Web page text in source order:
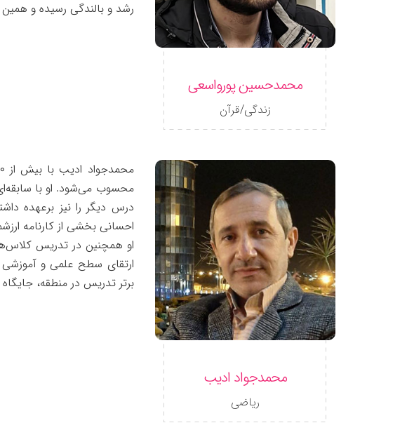
محمدحسین پورواسعی
زندگی/قرآن
رشد و بالندگی رسیده و همین
محمدجواد ادیب
ریاضی
محسوب می‌شود. او با
احسانی بخشی از کارنامه
او همچنین در تدریس
ارتقای سطح علمی و
برتر تدریس در منطقه،